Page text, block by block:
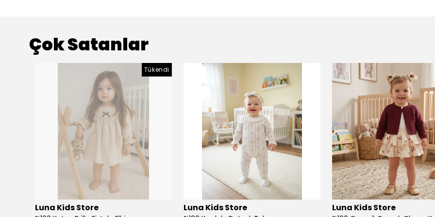
Çok Satanlar
Tükendi
Luna Kids Store Luna Kids Store Luna Kids Store